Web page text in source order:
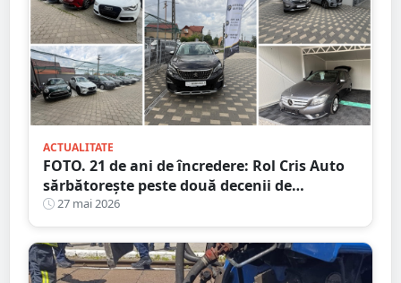
ACTUALITATE
FOTO. 21 de ani de încredere: Rol Cris Auto
sărbătorește peste două decenii de
activitate, cu oferte de neratat
27 mai 2026